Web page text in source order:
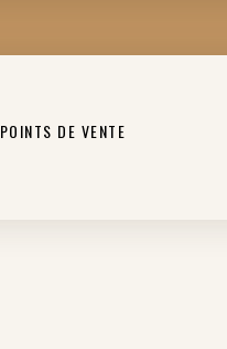
POINTS DE VENTE